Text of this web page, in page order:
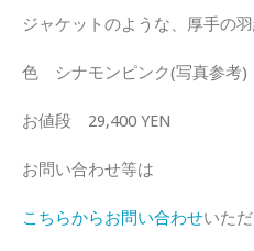
ジャケットのような、厚手の
色 シナモンピンク(写真参考)
お値段 29,400 YEN
お問い合わせ等は
こちらからお問い合わせいた